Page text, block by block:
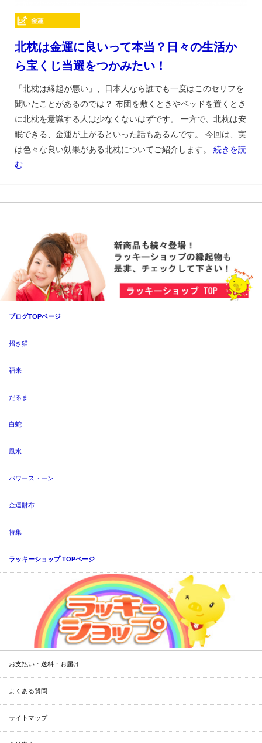
北枕は金運に良いって本当？日々の生活か
ら宝くじ当選をつかみたい！
「北枕は縁起が悪い」、日本人なら誰でも一度はこのセリフを
聞いたことがあるのでは？ 布団を敷くときやベッドを置くとき
に北枕を意識する人は少なくないはずです。 一方で、北枕は安
眠できる、金運が上がるといった話もあるんです。 今回は、実
は色々な良い効果がある北枕についてご紹介します。 続きを読
む
ブログTOPページ
招き猫
福来
だるま
白蛇
風水
パワーストーン
金運財布
特集
ラッキーショップ TOPページ
お支払い・送料・お届け
よくある質問
サイトマップ